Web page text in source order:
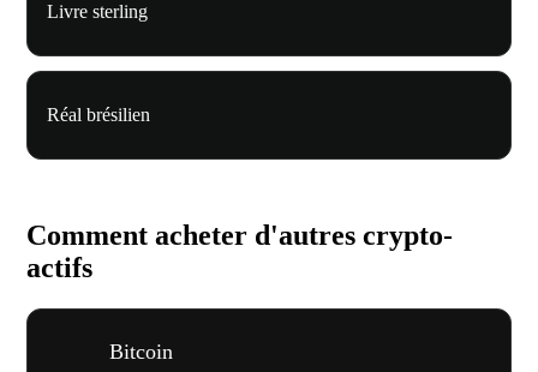
Livre sterling
Réal brésilien
Comment acheter d'autres crypto-
actifs
Bitcoin